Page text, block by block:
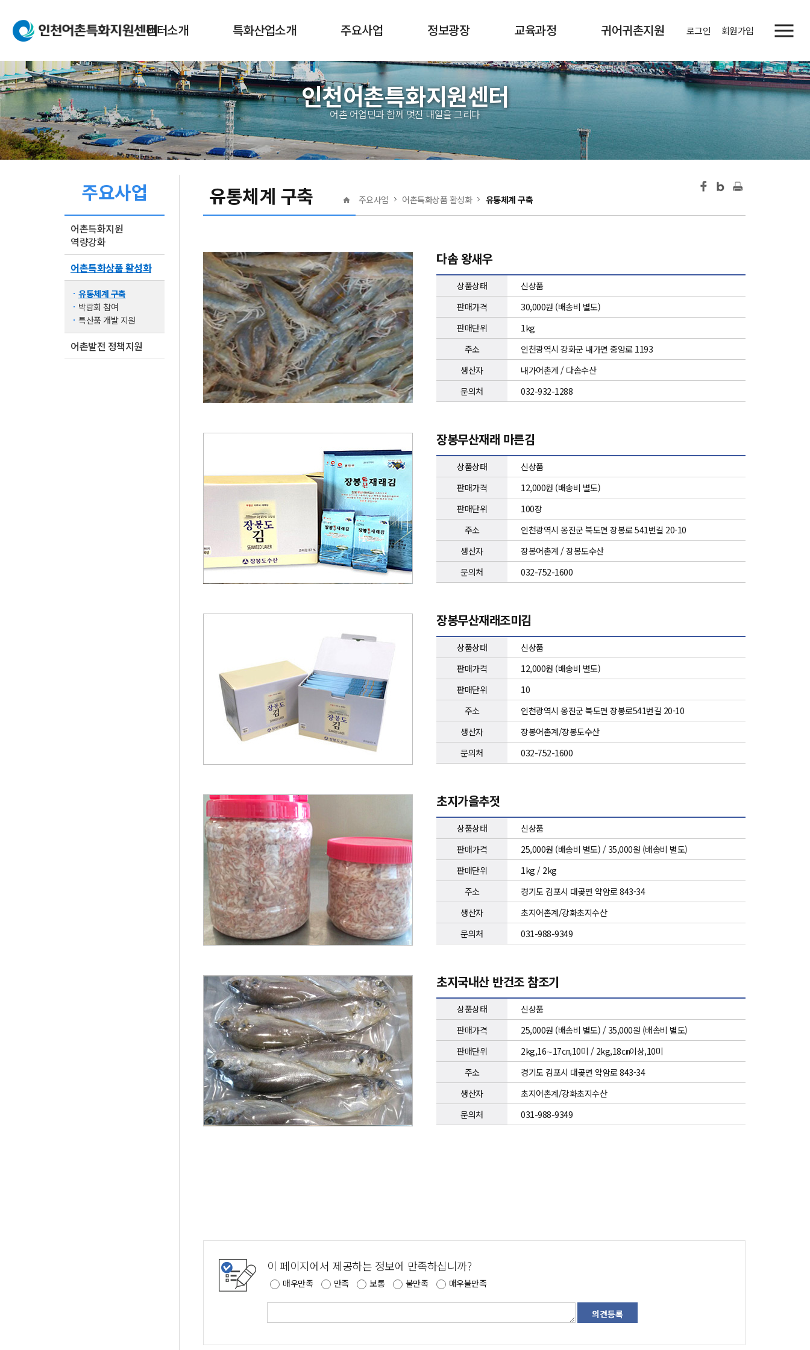
센터소개
인사말
설립목적
센터업무
조직도
오시는길
특화산업소개
어촌특화산업이란?
어촌특화산업 지원정책
어촌특화지원센터
주요사업
어촌특화지원
역량강화
어촌특화상품 활성화
어촌발전 정책지원
정보광장
공지사항
보도자료
자료실
마을 소개
특화상품
자유게시판
묻고답하기
교육과정
교육정보
수강현황
수료증발급
귀어귀촌지원
사업소개
귀어소식
자주묻는질문
로그인 회원가입
전체메뉴
인천어촌특화지원센터
어촌 어업민과 함께 멋진 내일을 그리다
주요사업
어촌특화지원
역량강화
어촌특화상품 활성화
유통체계 구축
박람회 참여
특산품 개발 지원
어촌발전 정책지원
페이스북네이버블로그
인쇄 유통체계 구축 주요사업 어촌특화상품 활성화 유통체계 구축
다솜 왕새우
상품상태
신상품
판매가격
30,000원 (배송비 별도)
판매단위
1kg
주소
인천광역시 강화군 내가면 중앙로 1193
생산자
내가어촌계 / 다솜수산
문의처
032-932-1288
장봉무산재래 마른김
상품상태
신상품
판매가격
12,000원 (배송비 별도)
판매단위
100장
주소
인천광역시 옹진군 북도면 장봉로 541번길 20-10
생산자
장봉어촌계 / 장봉도수산
문의처
032-752-1600
장봉무산재래조미김
상품상태
신상품
판매가격
12,000원 (배송비 별도)
판매단위
10
주소
인천광역시 옹진군 북도면 장봉로541번길 20-10
생산자
장봉어촌계/장봉도수산
문의처
032-752-1600
초지가을추젓
상품상태
신상품
판매가격
25,000원 (배송비 별도) / 35,000원 (배송비 별도)
판매단위
1kg / 2kg
주소
경기도 김포시 대곶면 약암로 843-34
생산자
초지어촌계/강화초지수산
문의처
031-988-9349
초지국내산 반건조 참조기
상품상태
신상품
판매가격
25,000원 (배송비 별도) / 35,000원 (배송비 별도)
판매단위
2kg,16∼17㎝,10미 / 2kg,18㎝이상,10미
주소
경기도 김포시 대곶면 약암로 843-34
생산자
초지어촌계/강화초지수산
문의처
031-988-9349
이 페이지에서 제공하는 정보에 만족하십니까?
매우만족 만족 보통 불만족 매우불만족